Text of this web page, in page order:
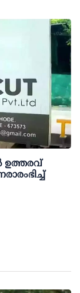
ഉത്തരവ്